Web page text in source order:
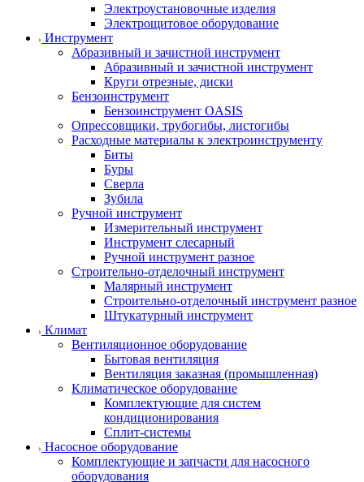
Электроустановочные изделия
Электрощитовое оборудование
Инструмент
Абразивный и зачистной инструмент
Абразивный и зачистной инструмент
Круги отрезные, диски
Бензоинструмент
Бензоинструмент OASIS
Опрессовщики, трубогибы, листогибы
Расходные материалы к электроинструменту
Биты
Буры
Сверла
Зубила
Ручной инструмент
Измерительный инструмент
Инструмент слесарный
Ручной инструмент разное
Строительно-отделочный инструмент
Малярный инструмент
Строительно-отделочный инструмент разное
Штукатурный инструмент
Климат
Вентиляционное оборудование
Бытовая вентиляция
Вентиляция заказная (промышленная)
Климатическое оборудование
Комплектующие для систем
кондиционирования
Сплит-системы
Насосное оборудование
Комплектующие и запчасти для насосного
оборудования